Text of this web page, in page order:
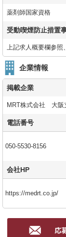
薬剤師国家資格
受動喫煙防止措置
上記求人概要欄参照
企業情報
掲載企業
MRT株式会社 大阪
電話番号
050-5530-8156
会社HP
https://medrt.co.jp/